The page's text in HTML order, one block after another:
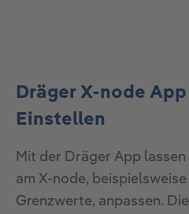
Dräger X-node
Einstellen
Mit der Dräger App
am X-node,
Grenzwerte, anpassen.